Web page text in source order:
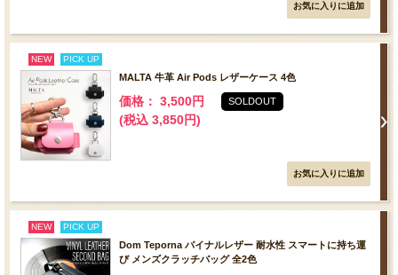
NEW PICK UP
MALTA 牛革 Air Pods レザーケース 4色
価格： 3,500円
(税込 3,850円)
SOLDOUT
NEW PICK UP
Dom Teporna バイナルレザー 耐水性 スマートに持ち運
び メンズクラッチバッグ 全2色